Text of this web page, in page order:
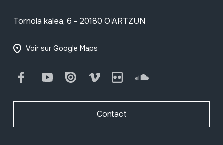
Tornola kalea, 6 - 20180 OIARTZUN
Voir sur Google Maps
FacebookYoutube Issuu Vimeo Flickr SoundCloud
Contact